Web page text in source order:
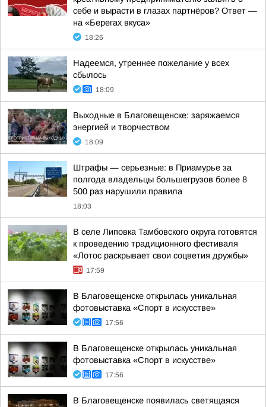
себе и вырасти в глазах партнёров? Ответ —
на «Берегах вкуса»
18:26
Надеемся, утреннее пожелание у всех
сбылось
18:09
Выходные в Благовещенске: заряжаемся
энергией и творчеством
18:09
Штрафы — серьезные: в Приамурье за
полгода владельцы большегрузов более 8
500 раз нарушили правила
18:03
В селе Липовка Тамбовского округа готовятся
к проведению традиционного фестиваля
«Лотос раскрывает свои соцветия дружбы»
17:59
В Благовещенске открылась уникальная
фотовыставка «Спорт в искусстве»
17:56
В Благовещенске открылась уникальная
фотовыставка «Спорт в искусстве»
17:56
В Благовещенске появилась светящаяся